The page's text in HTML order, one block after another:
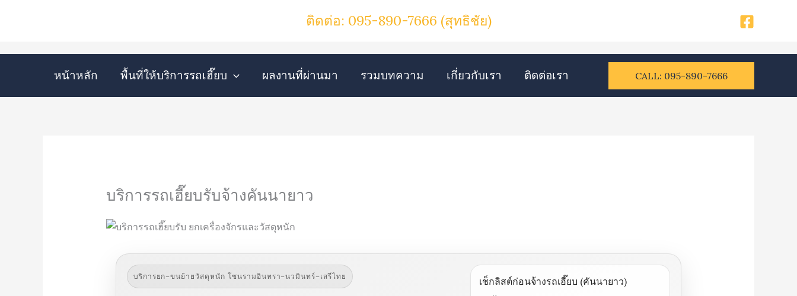
ติดต่อ: 095-890-7666 (สุทธิชัย)
หน้าหลัก พื้นที่ให้บริการรถเฮี๊ยบ ผลงานที่ผ่านมา รวมบทความ เกี่ยวกับเรา ติดต่อเรา​ CALL: 095-890-7666
บริการรถเฮี๊ยบรับจ้างคันนายาว
บริการยก–ขนย้ายวัสดุหนัก โซนรามอินทรา–นวมินทร์–เสรีไทย
เช็กลิสต์ก่อนจ้างรถเฮี๊ยบ (คันนายาว)